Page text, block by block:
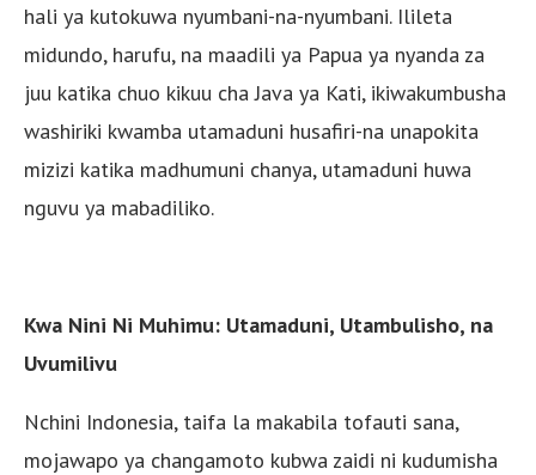
hali ya kutokuwa nyumbani-na-nyumbani. Ilileta
midundo, harufu, na maadili ya Papua ya nyanda za
juu katika chuo kikuu cha Java ya Kati, ikiwakumbusha
washiriki kwamba utamaduni husafiri-na unapokita
mizizi katika madhumuni chanya, utamaduni huwa
nguvu ya mabadiliko.
Kwa Nini Ni Muhimu: Utamaduni, Utambulisho, na
Uvumilivu
Nchini Indonesia, taifa la makabila tofauti sana,
mojawapo ya changamoto kubwa zaidi ni kudumisha